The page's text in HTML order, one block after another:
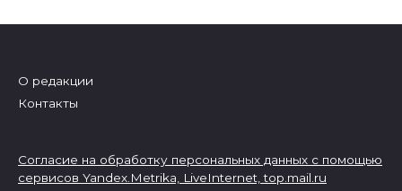
О редакции
Контакты
Согласие на обработку персональных данных с помощью
сервисов Yandex.Metrika, LiveInternet,top.mail.ru